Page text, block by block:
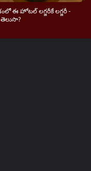
హోటల్ లగ్జరీకే లగ్జరీ -